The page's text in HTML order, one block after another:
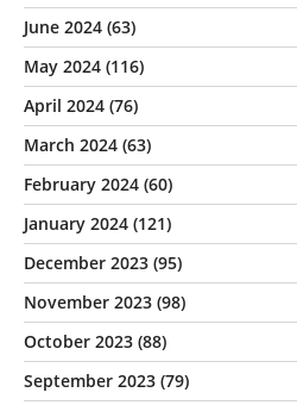
June 2024 (63)
May 2024 (116)
April 2024 (76)
March 2024 (63)
February 2024 (60)
January 2024 (121)
December 2023 (95)
November 2023 (98)
October 2023 (88)
September 2023 (79)